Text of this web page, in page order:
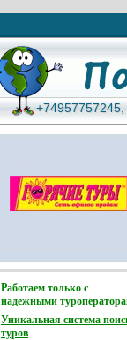
Работаем только с
надежными
Уникальная система
туров